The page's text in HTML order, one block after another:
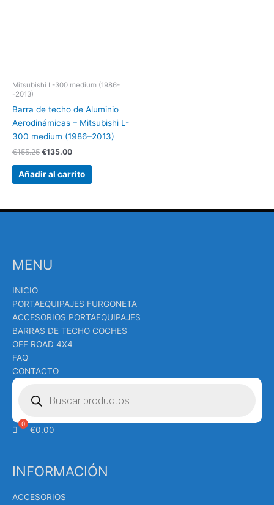
Mitsubishi L-300 medium (1986-
-2013)
Barra de techo de Aluminio
Aerodinámicas – Mitsubishi L-
300 medium (1986–2013)
€155.25 €135.00
Añadir al carrito
MENU
INICIO
PORTAEQUIPAJES FURGONETA
ACCESORIOS PORTAEQUIPAJES
BARRAS DE TECHO COCHES
OFF ROAD 4X4
FAQ
CONTACTO
Búsqueda
productos
€0.00
INFORMACIÓN
ACCESORIOS